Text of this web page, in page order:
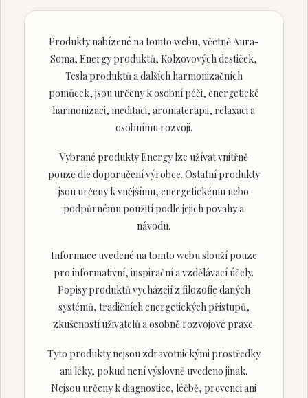
Produkty nabízené na tomto webu, včetně Aura-
Soma, Energy produktů, Kolzovových destiček,
Tesla produktů a dalších harmonizačních
pomůcek, jsou určeny k osobní péči, energetické
harmonizaci, meditaci, aromaterapii, relaxaci a
osobnímu rozvoji.
Vybrané produkty Energy lze užívat vnitřně
pouze dle doporučení výrobce. Ostatní produkty
jsou určeny k vnějšímu, energetickému nebo
podpůrnému použití podle jejich povahy a
návodu.
Informace uvedené na tomto webu slouží pouze
pro informativní, inspirační a vzdělávací účely.
Popisy produktů vycházejí z filozofie daných
systémů, tradičních energetických přístupů,
zkušeností uživatelů a osobně rozvojové praxe.
Tyto produkty nejsou zdravotnickými prostředky
ani léky, pokud není výslovně uvedeno jinak.
Nejsou určeny k diagnostice, léčbě, prevenci ani